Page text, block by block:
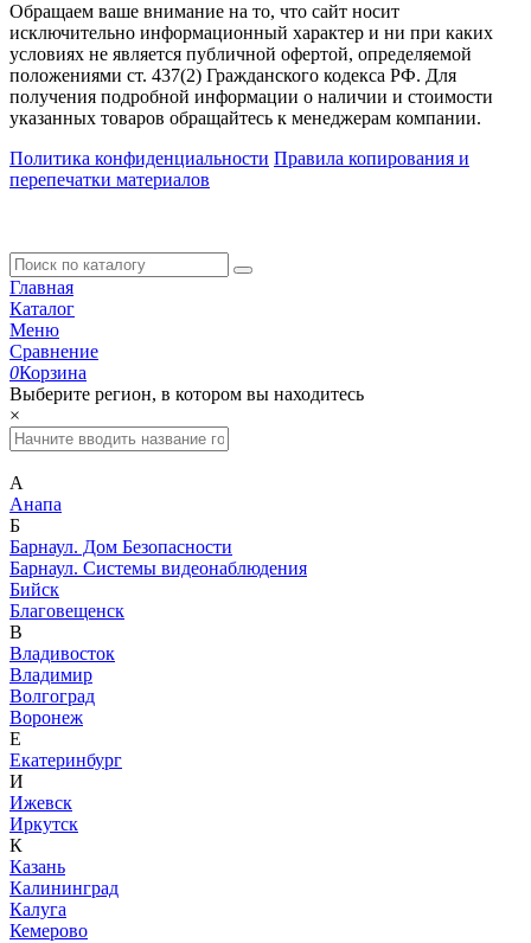
Обращаем ваше внимание на то, что сайт носит
исключительно информационный характер и ни при каких
условиях не является публичной офертой, определяемой
положениями ст. 437(2) Гражданского кодекса РФ. Для
получения подробной информации о наличии и стоимости
указанных товаров обращайтесь к менеджерам компании.
Политика конфиденциальности Правила копирования и
перепечатки материалов
Главная
Каталог
Меню
Сравнение
0Корзина
Выберите регион, в котором вы находитесь
×
А
Анапа
Б
Барнаул. Дом Безопасности
Барнаул. Системы видеонаблюдения
Бийск
Благовещенск
В
Владивосток
Владимир
Волгоград
Воронеж
Е
Екатеринбург
И
Ижевск
Иркутск
К
Казань
Калининград
Калуга
Кемерово